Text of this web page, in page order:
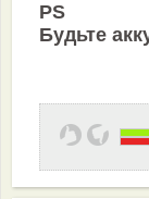
PS
Будьте